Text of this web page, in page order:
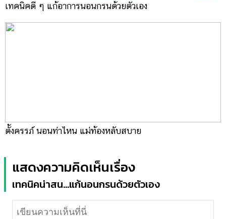
เทคนิคดี ๆ แก้อาการนอนกรนด้วยตัวเอง
ตั้งครรภ์ นอนท่าไหน แม่ท้องหลับสบาย
แสดงความคิดเห็นเรื่อง
เทคนิคน่าสน...แก้นอนกรนด้วยตัวเอง